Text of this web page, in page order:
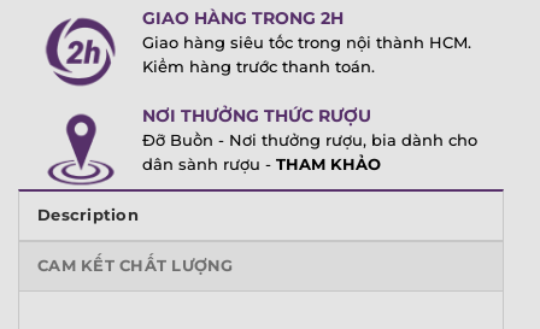
GIAO HÀNG TRONG 2H
Giao hàng siêu tốc trong nội thành HCM.
Kiểm hàng trước thanh toán.
NƠI THƯỞNG THỨC RƯỢU
Đỡ Buồn - Nơi thưởng rượu, bia dành cho
dân sành rượu - THAM KHẢO
Description
CAM KẾT CHẤT LƯỢNG